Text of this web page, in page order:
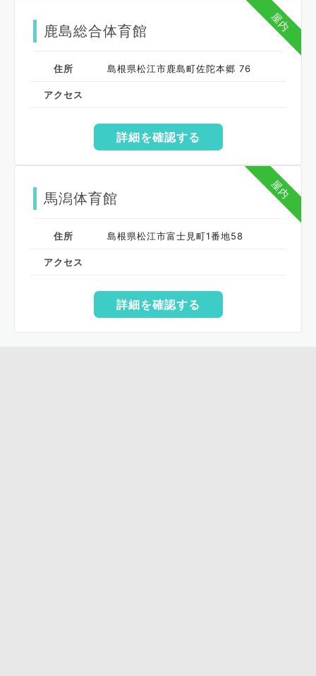
屋内
鹿島総合体育館
住所 島根県松江市鹿島町佐陀本郷 76
アクセス
詳細を確認する
屋内
馬潟体育館
住所 島根県松江市富士見町1番地58
アクセス
詳細を確認する